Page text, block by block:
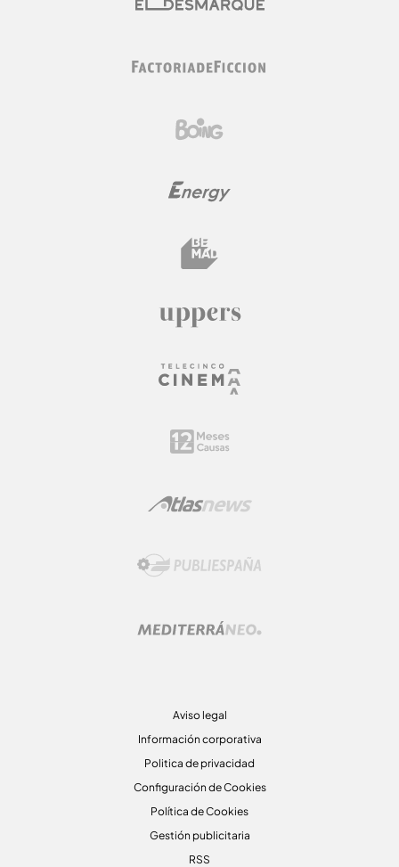
Aviso legal
Información corporativa
Politica de privacidad
Configuración de Cookies
Política de Cookies
Gestión publicitaria
RSS